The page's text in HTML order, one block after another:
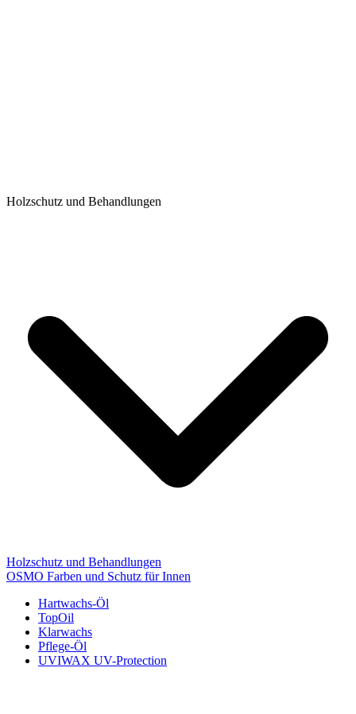
Holzschutz und Behandlungen
Holzschutz und Behandlungen
OSMO Farben und Schutz für Innen
Hartwachs-Öl
TopOil
Klarwachs
Pflege-Öl
UVIWAX UV-Protection